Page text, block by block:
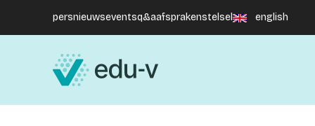
persnieuwseventsq&aafsprakenstelsel english